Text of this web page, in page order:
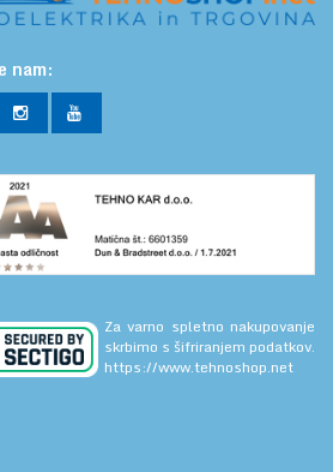
nam:
Za varno spletno nakupovanje
skrbimo s šifriranjem podatkov.
https://www.tehnoshop.net